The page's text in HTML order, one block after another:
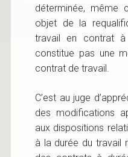
déterminée, même
objet de la
travail en contrat à
constitue pas une
contrat de travail.
C’est au juge
des modifications
aux dispositions
à la durée du travail